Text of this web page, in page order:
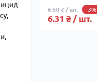
6.50 ₴ / шт. -3%
6.31 ₴ / шт.